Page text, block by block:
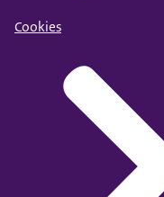
Cookies